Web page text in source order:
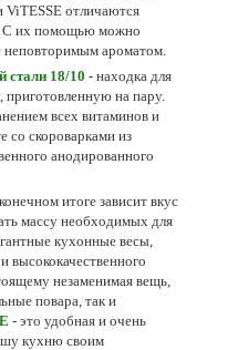
ViTESSE отличаются
С их помощью можно
неповторимым ароматом.
стали 18/10 - находка для
на пару.
всех витаминов и
со скороварками из
анодированного
итоге зависит вкус
массу необходимых для
кухонные весы,
высококачественного
незаменимая вещь,
повара, так и
- это удобная и очень
кухню своим